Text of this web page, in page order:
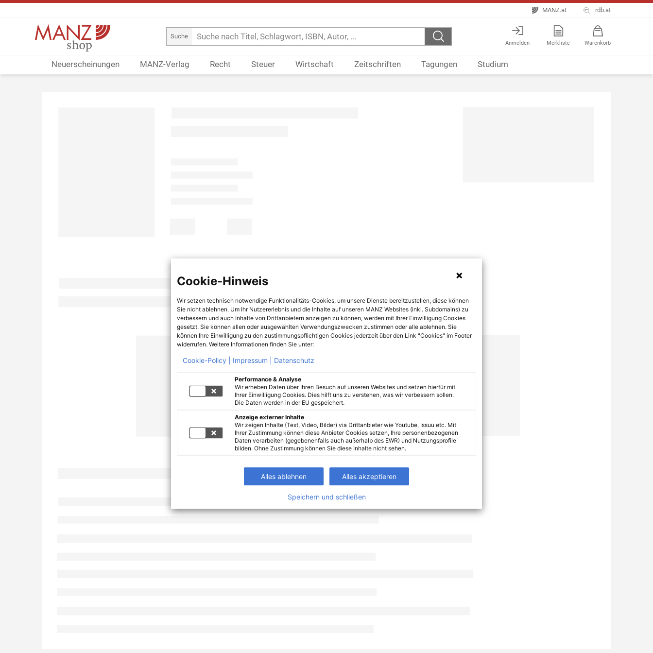
MANZ.at rdb.at
Suche
Anmelden Merkliste Warenkorb
Neuerscheinungen MANZ-Verlag Recht Steuer Wirtschaft Zeitschriften Tagungen Studium
Cookie-Hinweis
Wir setzen technisch notwendige Funktionalitäts-Cookies, um unsere Dienste bereitzustellen, diese können
Sie nicht ablehnen. Um Ihr Nutzererlebnis und die Inhalte auf unseren MANZ Websites (inkl. Subdomains) zu
verbessern und auch Inhalte von Drittanbietern anzeigen zu können, werden mit Ihrer Einwilligung Cookies
gesetzt. Sie können allen oder ausgewählten Verwendungszwecken zustimmen oder alle ablehnen. Sie
können Ihre Einwilligung zu den zustimmungspflichtigen Cookies jederzeit über den Link "Cookies" im Footer
widerrufen. Weitere Informationen finden Sie unter:
Cookie-Policy | Impressum | Datenschutz
Performance & Analyse
Wir erheben Daten über Ihren Besuch auf unseren Websites und setzen hierfür mit
Ihrer Einwilligung Cookies. Dies hilft uns zu verstehen, was wir verbessern sollen.
Die Daten werden in der EU gespeichert.
Anzeige externer Inhalte
Wir zeigen Inhalte (Text, Video, Bilder) via Drittanbieter wie Youtube, Issuu etc. Mit
Ihrer Zustimmung können diese Anbieter Cookies setzen, Ihre personenbezogenen
Daten verarbeiten (gegebenenfalls auch außerhalb des EWR) und Nutzungsprofile
bilden. Ohne Zustimmung können Sie diese Inhalte nicht sehen.
Alles ablehnen Alles akzeptieren
Speichern und schließen